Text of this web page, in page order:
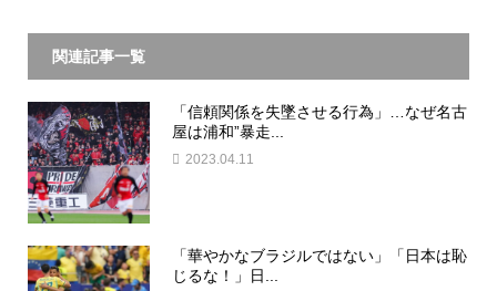
関連記事一覧
「信頼関係を失墜させる行為」…なぜ名古
屋は浦和”暴走...
2023.04.11
「華やかなブラジルではない」「日本は恥
じるな！」日...